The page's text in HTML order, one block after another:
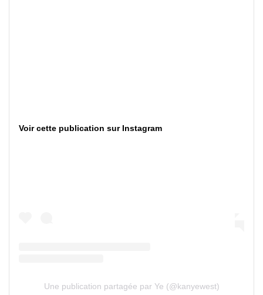
Voir cette publication sur Instagram
Une publication partagée par Ye (@kanyewest)